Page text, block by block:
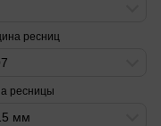
ресниц
ресницы
мм